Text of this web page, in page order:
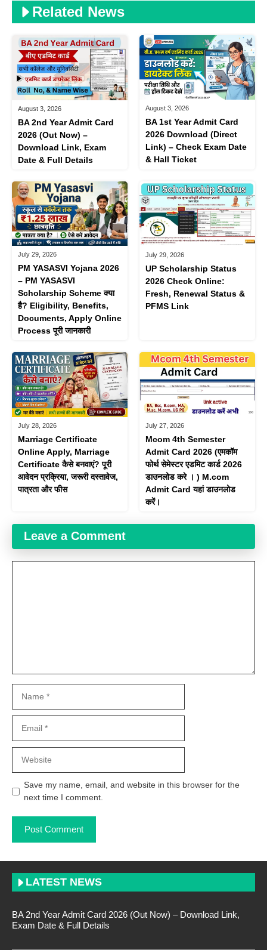
Related News
August 3, 2026
BA 2nd Year Admit Card
2026 (Out Now) –
Download Link, Exam
Date & Full Details
August 3, 2026
BA 1st Year Admit Card
2026 Download (Direct
Link) – Check Exam Date
& Hall Ticket
July 29, 2026
PM YASASVI Yojana 2026
– PM YASASVI
Scholarship Scheme क्या
है? Eligibility, Benefits,
Documents, Apply Online
Process पूरी जानकारी
July 29, 2026
UP Scholarship Status
2026 Check Online:
Fresh, Renewal Status &
PFMS Link
July 28, 2026
Marriage Certificate
Online Apply, Marriage
Certificate कैसे बनवाएं? पूरी
आवेदन प्रक्रिया, जरूरी दस्तावेज,
पात्रता और फीस
July 27, 2026
Mcom 4th Semester
Admit Card 2026 (एमकॉम
फोर्थ सेमेस्टर एडमिट कार्ड 2026
डाउनलोड करे । ) M.com
Admit Card यहां डाउनलोड
करें।
Leave a Comment
Save my name, email, and website in this browser for the
next time I comment.
LATEST NEWS
BA 2nd Year Admit Card 2026 (Out Now) – Download Link,
Exam Date & Full Details